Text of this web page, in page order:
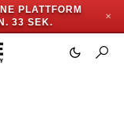
PLATTFORM
32 SEK.
✕